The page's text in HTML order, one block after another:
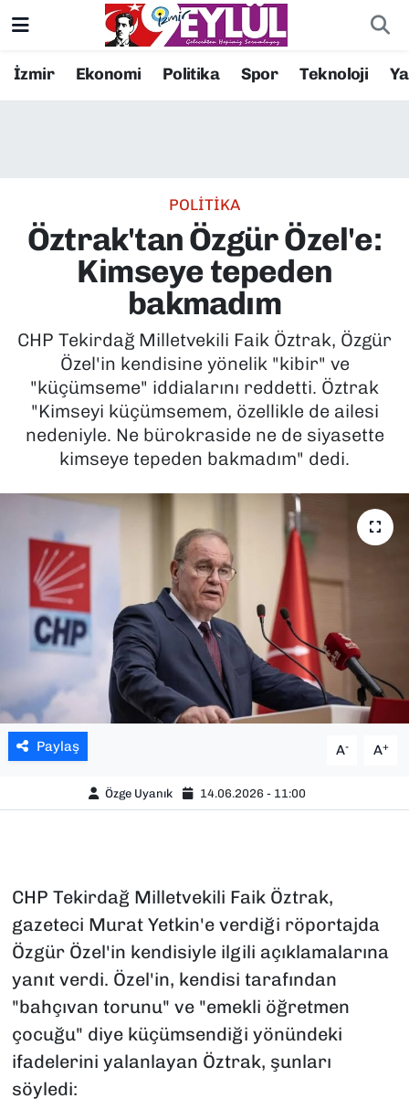
İzmir Ekonomi Politika Spor Teknoloji
POLİTİKA
Öztrak'tan Özgür Özel'e:
Kimseye tepeden
bakmadım
CHP Tekirdağ Milletvekili Faik Öztrak, Özgür
Özel'in kendisine yönelik "kibir" ve
"küçümseme" iddialarını reddetti. Öztrak
"Kimseyi küçümsemem, özellikle de ailesi
nedeniyle. Ne bürokraside ne de siyasette
kimseye tepeden bakmadım" dedi.
Paylaş A- A+
Özge Uyanık 14.06.2026 - 11:00
CHP Tekirdağ Milletvekili Faik Öztrak,
gazeteci Murat Yetkin'e verdiği röportajda
Özgür Özel'in kendisiyle ilgili açıklamalarına
yanıt verdi. Özel'in, kendisi tarafından
"bahçıvan torunu" ve "emekli öğretmen
çocuğu" diye küçümsendiği yönündeki
ifadelerini yalanlayan Öztrak, şunları
söyledi:
Resmi İlanlar
EKONOMİ
KÜLTÜR SANAT
MAGAZİN
POLİTİKA
SAĞLIK
SPOR
TEKNOLOJİ
YAŞAM
YEREL YÖNETİMLER
Konak Nöbetçi Eczaneler
Süper Lig Puan Durumu ve Fikstür
Tüm Manşetler
Son Dakika Haberleri
Haber Arşivi